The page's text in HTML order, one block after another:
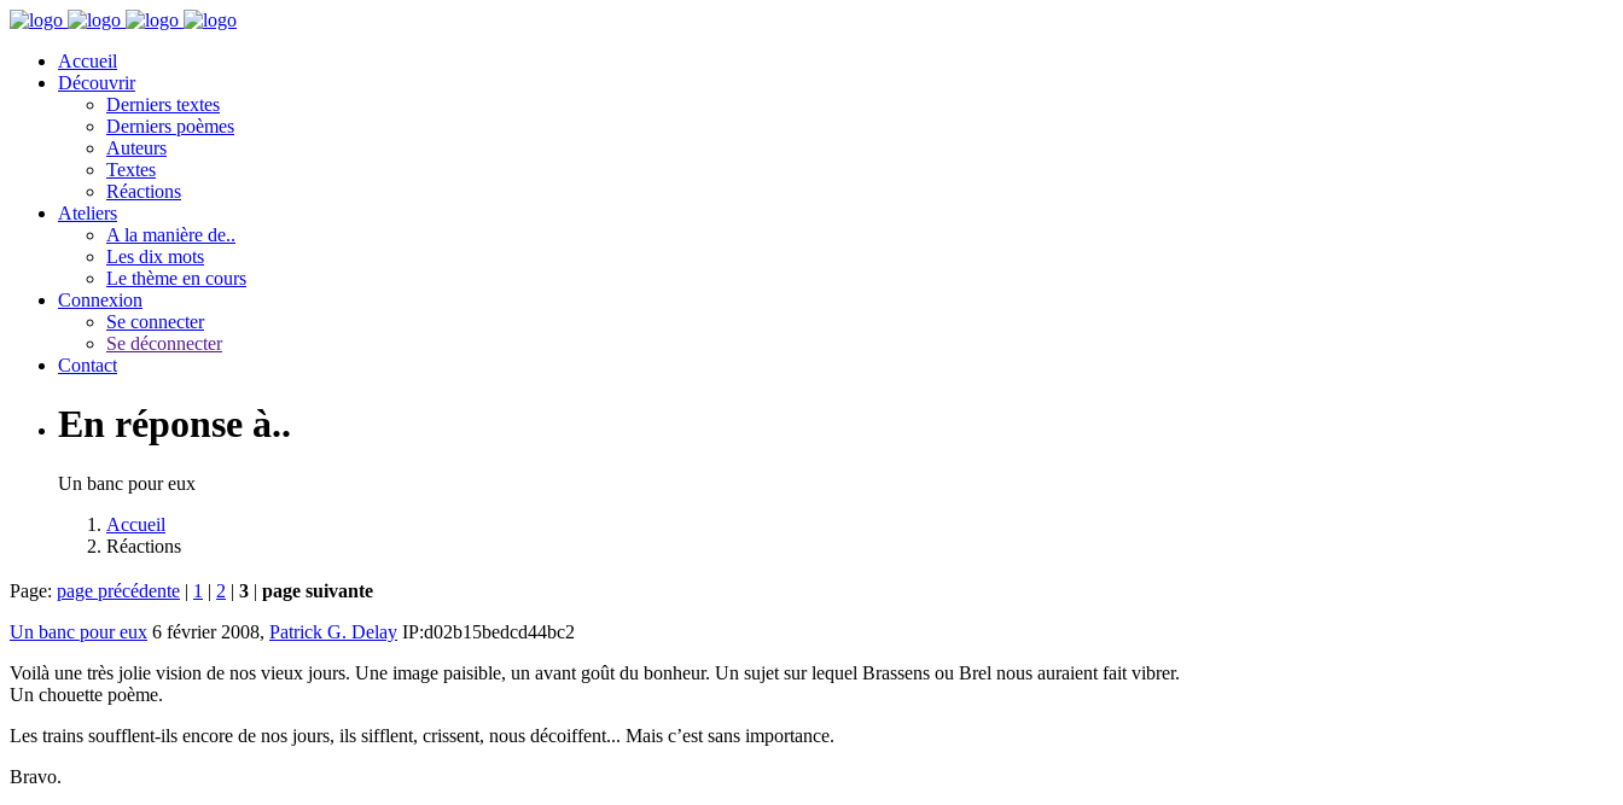
Accueil
Découvrir
Derniers textes
Derniers poèmes
Auteurs
Textes
Réactions
Ateliers
A la manière de..
Les dix mots
Le thème en cours
Connexion
Se connecter
Se déconnecter
Contact
En réponse à..
Un banc pour eux
Accueil
Réactions
Page: page précédente | 1 | 2 | 3 | page suivante
Un banc pour eux 6 février 2008, Patrick G. Delay IP:d02b15bedcd44bc2
Voilà une très jolie vision de nos vieux jours. Une image paisible, un avant goût du bonheur. Un sujet sur lequel Brassens ou Brel nous auraient fait vibrer.
Un chouette poème.
Les trains soufflent-ils encore de nos jours, ils sifflent, crissent, nous décoiffent... Mais c’est sans importance.
Bravo.